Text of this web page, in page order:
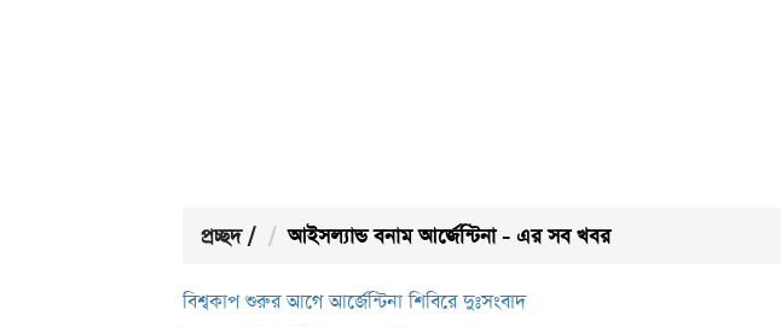
প্রচ্ছদ / আইসল্যান্ড বনাম আর্জেন্টিনা - এর সব খবর
বিশ্বকাপ শুরুর আগে আর্জেন্টিনা শিবিরে দুঃসংবাদ